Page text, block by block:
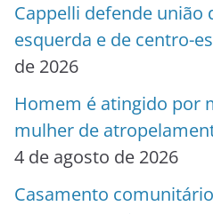
Cappelli defende união
esquerda e de centro-
de 2026
Homem é atingido por
mulher de
4 de agosto de 2026
Casamento